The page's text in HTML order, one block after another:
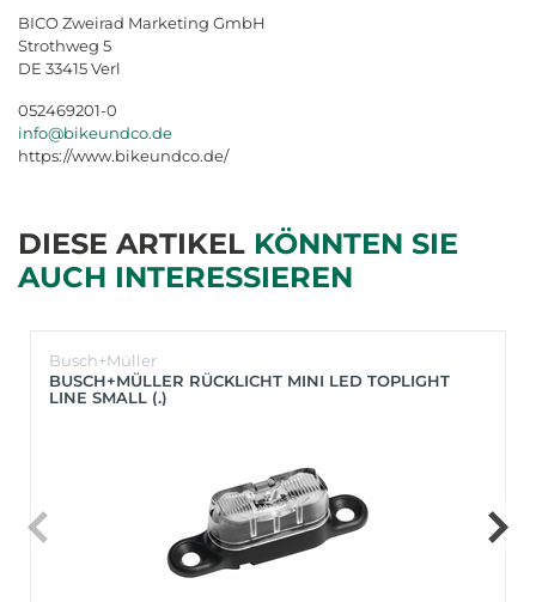
BICO Zweirad Marketing GmbH
Strothweg 5
DE 33415 Verl
052469201-0
info@bikeundco.de
https://www.bikeundco.de/
DIESE ARTIKEL KÖNNTEN SIE
AUCH INTERESSIEREN
Busch+Müller
BUSCH+MÜLLER RÜCKLICHT MINI LED TOPLIGHT
LINE SMALL (.)